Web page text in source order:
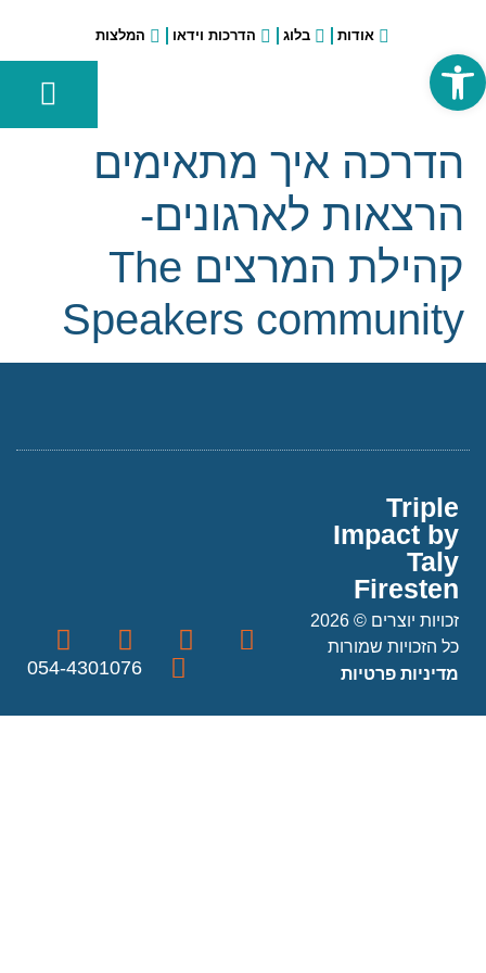
אודות בלוג הדרכות וידאו המלצות
הדרכה איך מתאימים
הרצאות לארגונים-
קהילת המרצים The
Speakers community
Triple
Impact by
Taly
Firesten
זכויות יוצרים © 2026
כל הזכויות שמורות
מדיניות פרטיות
054-4301076
פתח סרגל נגישות